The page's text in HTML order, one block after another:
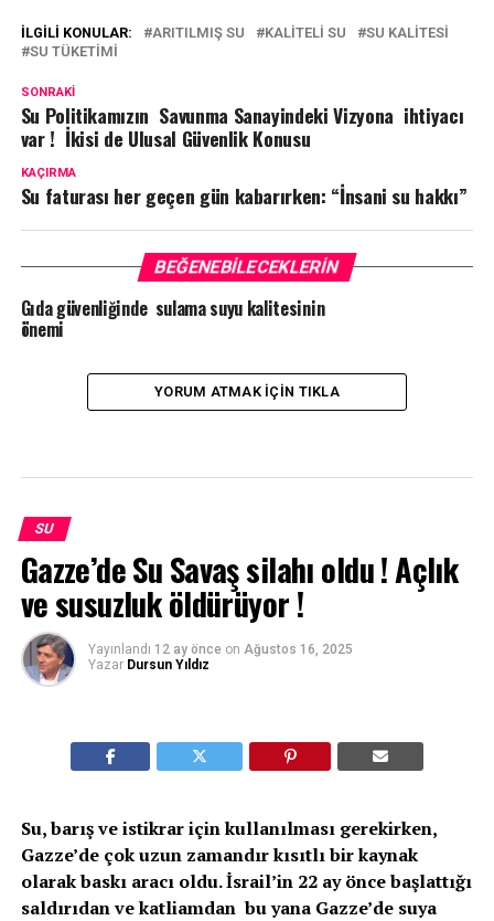
İLGILI KONULAR: ARITILMIŞ SU KALITELI SU
SU KALITESI
SU TÜKETIMI
SONRAKI
Su Politikamızın Savunma Sanayindeki Vizyona ihtiyacı
var ! İkisi de Ulusal Güvenlik Konusu
KAÇIRMA
Su faturası her geçen gün kabarırken: “İnsani su hakkı”
BEĞENEBILECEKLERIN
Gıda güvenliğinde sulama suyu kalitesinin
önemi
YORUM ATMAK IÇIN TIKLA
SU
Gazze’de Su Savaş silahı oldu ! Açlık
ve susuzluk öldürüyor !
Yayınlandı 12 ay önce on Ağustos 16, 2025
Yazar Dursun Yıldız
Su, barış ve istikrar için kullanılması gerekirken,
Gazze’de çok uzun zamandır kısıtlı bir kaynak
olarak baskı aracı oldu. İsrail’in 22 ay önce başlattığı
saldırıdan ve katliamdan bu yana Gazze’de suya